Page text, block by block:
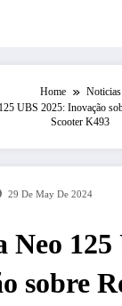
Home
Noticias
UBS 2025: Inovação
Scooter K493
29 De May De 2024
Neo 125
sobre